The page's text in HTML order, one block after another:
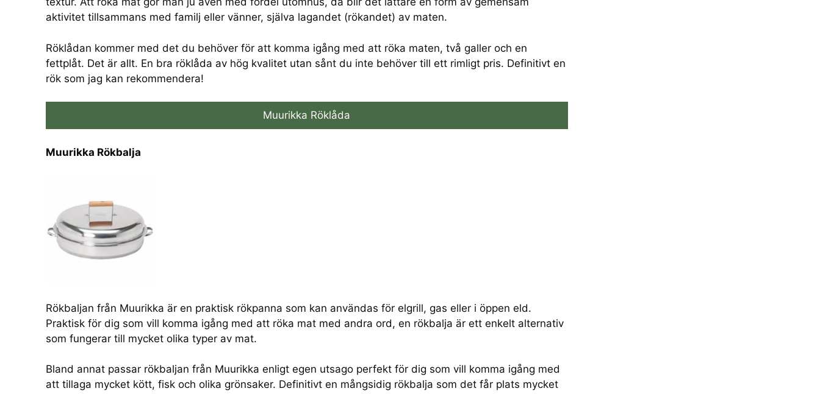
aktivitet tillsammans med familj eller vänner, själva lagandet (rökandet) av maten.
Röklådan kommer med det du behöver för att komma igång med att röka maten, två galler och en
fettplåt. Det är allt. En bra röklåda av hög kvalitet utan sånt du inte behöver till ett rimligt pris. Definitivt en
rök som jag kan rekommendera!
Muurikka Röklåda
Muurikka Rökbalja
Rökbaljan från Muurikka är en praktisk rökpanna som kan användas för elgrill, gas eller i öppen eld.
Praktisk för dig som vill komma igång med att röka mat med andra ord, en rökbalja är ett enkelt alternativ
som fungerar till mycket olika typer av mat.
Bland annat passar rökbaljan från Muurikka enligt egen utsago perfekt för dig som vill komma igång med
att tillaga mycket kött, fisk och olika grönsaker. Definitivt en mångsidig rökbalja som det får plats mycket